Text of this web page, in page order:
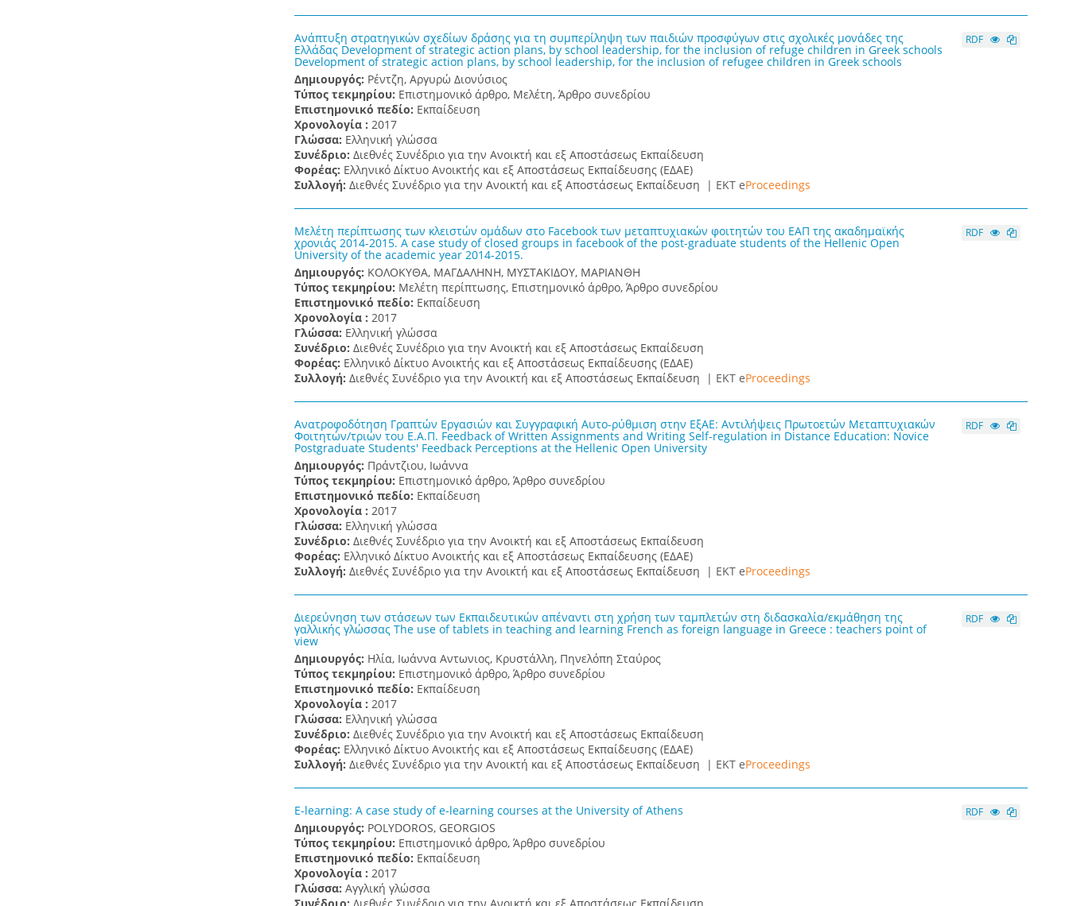
Ανάπτυξη στρατηγικών σχεδίων δράσης για τη συμπερίληψη των παιδιών προσφύγων στις σχολικές μονάδες της
Ελλάδας Development of strategic action plans, by school leadership, for the inclusion of refuge children in Greek schools
Development of strategic action plans, by school leadership, for the inclusion of refugee children in Greek schools
Δημιουργός: Ρέντζη, Αργυρώ Διονύσιος
Τύπος τεκμηρίου: Επιστημονικό άρθρο, Μελέτη, Άρθρο συνεδρίου
Επιστημονικό πεδίο: Εκπαίδευση
Χρονολογία : 2017
Γλώσσα: Ελληνική γλώσσα
Συνέδριο: Διεθνές Συνέδριο για την Ανοικτή και εξ Αποστάσεως Εκπαίδευση
Φορέας: Ελληνικό Δίκτυο Ανοικτής και εξ Αποστάσεως Εκπαίδευσης (ΕΔΑΕ)
Συλλογή: Διεθνές Συνέδριο για την Ανοικτή και εξ Αποστάσεως Εκπαίδευση | ΕΚΤ eProceedings
RDF
Μελέτη περίπτωσης των κλειστών ομάδων στο Facebook των μεταπτυχιακών φοιτητών του ΕΑΠ της ακαδημαϊκής
χρονιάς 2014-2015. A case study of closed groups in facebook of the post-graduate students of the Hellenic Open
University of the academic year 2014-2015.
Δημιουργός: ΚΟΛΟΚΥΘΑ, ΜΑΓΔΑΛΗΝΗ, ΜΥΣΤΑΚΙΔΟΥ, ΜΑΡΙΑΝΘΗ
Τύπος τεκμηρίου: Μελέτη περίπτωσης, Επιστημονικό άρθρο, Άρθρο συνεδρίου
Επιστημονικό πεδίο: Εκπαίδευση
Χρονολογία : 2017
Γλώσσα: Ελληνική γλώσσα
Συνέδριο: Διεθνές Συνέδριο για την Ανοικτή και εξ Αποστάσεως Εκπαίδευση
Φορέας: Ελληνικό Δίκτυο Ανοικτής και εξ Αποστάσεως Εκπαίδευσης (ΕΔΑΕ)
Συλλογή: Διεθνές Συνέδριο για την Ανοικτή και εξ Αποστάσεως Εκπαίδευση | ΕΚΤ eProceedings
RDF
Ανατροφοδότηση Γραπτών Εργασιών και Συγγραφική Αυτο-ρύθμιση στην ΕξΑΕ: Αντιλήψεις Πρωτοετών Μεταπτυχιακών
Φοιτητών/τριών του Ε.Α.Π. Feedback of Written Assignments and Writing Self-regulation in Distance Education: Novice
Postgraduate Students' Feedback Perceptions at the Hellenic Open University
Δημιουργός: Πράντζιου, Ιωάννα
Τύπος τεκμηρίου: Επιστημονικό άρθρο, Άρθρο συνεδρίου
Επιστημονικό πεδίο: Εκπαίδευση
Χρονολογία : 2017
Γλώσσα: Ελληνική γλώσσα
Συνέδριο: Διεθνές Συνέδριο για την Ανοικτή και εξ Αποστάσεως Εκπαίδευση
Φορέας: Ελληνικό Δίκτυο Ανοικτής και εξ Αποστάσεως Εκπαίδευσης (ΕΔΑΕ)
Συλλογή: Διεθνές Συνέδριο για την Ανοικτή και εξ Αποστάσεως Εκπαίδευση | ΕΚΤ eProceedings
RDF
Διερεύνηση των στάσεων των Εκπαιδευτικών απέναντι στη χρήση των ταμπλετών στη διδασκαλία/εκμάθηση της
γαλλικής γλώσσας The use of tablets in teaching and learning French as foreign language in Greece : teachers point of
view
Δημιουργός: Ηλία, Ιωάννα Αντωνιος, Κρυστάλλη, Πηνελόπη Σταύρος
Τύπος τεκμηρίου: Επιστημονικό άρθρο, Άρθρο συνεδρίου
Επιστημονικό πεδίο: Εκπαίδευση
Χρονολογία : 2017
Γλώσσα: Ελληνική γλώσσα
Συνέδριο: Διεθνές Συνέδριο για την Ανοικτή και εξ Αποστάσεως Εκπαίδευση
Φορέας: Ελληνικό Δίκτυο Ανοικτής και εξ Αποστάσεως Εκπαίδευσης (ΕΔΑΕ)
Συλλογή: Διεθνές Συνέδριο για την Ανοικτή και εξ Αποστάσεως Εκπαίδευση | ΕΚΤ eProceedings
RDF
E-learning: A case study of e-learning courses at the University of Athens
Δημιουργός: POLYDOROS, GEORGIOS
Τύπος τεκμηρίου: Επιστημονικό άρθρο, Άρθρο συνεδρίου
Επιστημονικό πεδίο: Εκπαίδευση
Χρονολογία : 2017
Γλώσσα: Αγγλική γλώσσα
RDF